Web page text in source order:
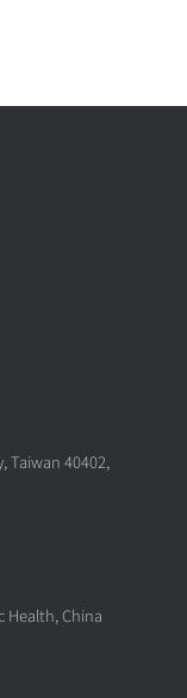
Taiwan 40402,
China